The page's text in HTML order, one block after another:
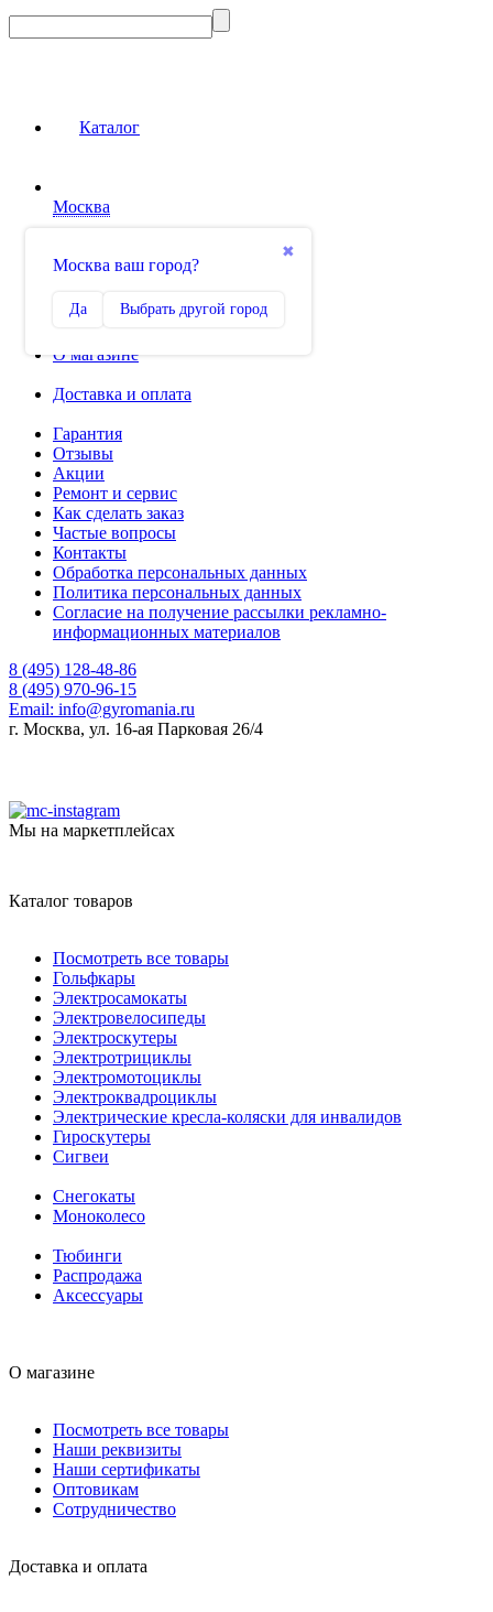
Каталог
Москва
✖
Москва ваш город?
Да Выбрать другой город
0
Избранное
О магазине
Доставка и оплата
Гарантия
Отзывы
Акции
Ремонт и сервис
Как сделать заказ
Частые вопросы
Контакты
Обработка персональных данных
Политика персональных данных
Согласие на получение рассылки рекламно-
информационных материалов
8 (495) 128-48-86
8 (495) 970-96-15
Email: info@gyromania.ru
г. Москва, ул. 16-ая Парковая 26/4
Мы на маркетплейсах
Каталог товаров
Посмотреть все товары
Гольфкары
Электросамокаты
Электровелосипеды
Электроскутеры
Электротрициклы
Электромотоциклы
Электроквадроциклы
Электрические кресла-коляски для инвалидов
Гироскутеры
Сигвеи
Снегокаты
Моноколесо
Тюбинги
Распродажа
Аксессуары
О магазине
Посмотреть все товары
Наши реквизиты
Наши сертификаты
Оптовикам
Сотрудничество
Доставка и оплата